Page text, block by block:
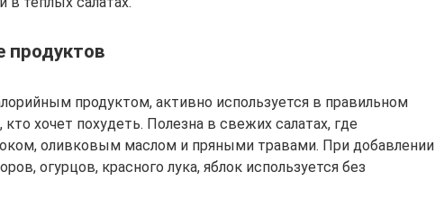
продуктов
продуктом, активно используется в правильном
кто хочет похудеть. Полезна в свежих салатах, где
оливковым маслом и пряными травами. При добавлении
огурцов, красного лука, яблок используется без